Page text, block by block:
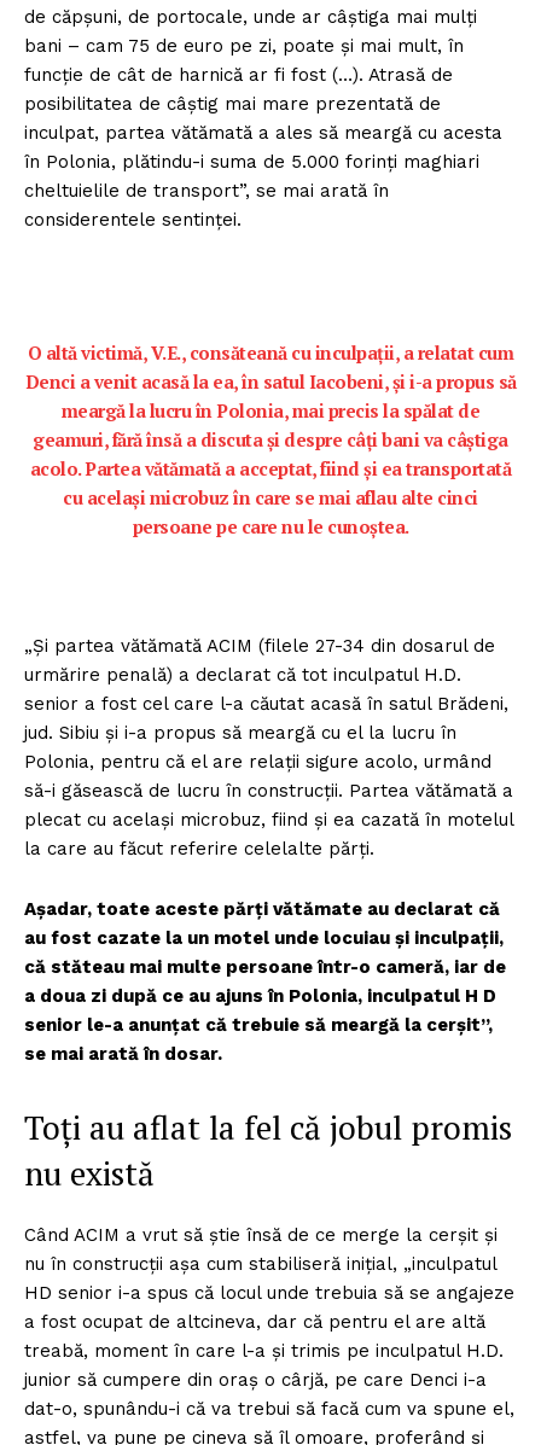
de căpșuni, de portocale, unde ar câștiga mai mulți
bani – cam 75 de euro pe zi, poate și mai mult, în
funcție de cât de harnică ar fi fost (…). Atrasă de
posibilitatea de câștig mai mare prezentată de
inculpat, partea vătămată a ales să meargă cu acesta
în Polonia, plătindu-i suma de 5.000 forinți maghiari
cheltuielile de transport”, se mai arată în
considerentele sentinței.
O altă victimă, V.E., consăteană cu inculpații, a relatat cum
Denci a venit acasă la ea, în satul Iacobeni, și i-a propus să
meargă la lucru în Polonia, mai precis la spălat de
geamuri, fără însă a discuta și despre câți bani va câștiga
acolo. Partea vătămată a acceptat, fiind și ea transportată
cu același microbuz în care se mai aflau alte cinci
persoane pe care nu le cunoștea.
„Și partea vătămată ACIM (filele 27-34 din dosarul de
urmărire penală) a declarat că tot inculpatul H.D.
senior a fost cel care l-a căutat acasă în satul Brădeni,
jud. Sibiu și i-a propus să meargă cu el la lucru în
Polonia, pentru că el are relații sigure acolo, urmând
să-i găsească de lucru în construcții. Partea vătămată a
plecat cu același microbuz, fiind și ea cazată în motelul
la care au făcut referire celelalte părți.
Așadar, toate aceste părți vătămate au declarat că
au fost cazate la un motel unde locuiau și inculpații,
că stăteau mai multe persoane într-o cameră, iar de
a doua zi după ce au ajuns în Polonia, inculpatul H D
senior le-a anunțat că trebuie să meargă la cerșit”,
se mai arată în dosar.
Toți au aflat la fel că jobul promis
nu există
Când ACIM a vrut să știe însă de ce merge la cerșit și
nu în construcții așa cum stabiliseră inițial, „inculpatul
HD senior i-a spus că locul unde trebuia să se angajeze
a fost ocupat de altcineva, dar că pentru el are altă
treabă, moment în care l-a și trimis pe inculpatul H.D.
junior să cumpere din oraș o cârjă, pe care Denci i-a
dat-o, spunându-i că va trebui să facă cum va spune el,
astfel, va pune pe cineva să îl omoare, proferând și